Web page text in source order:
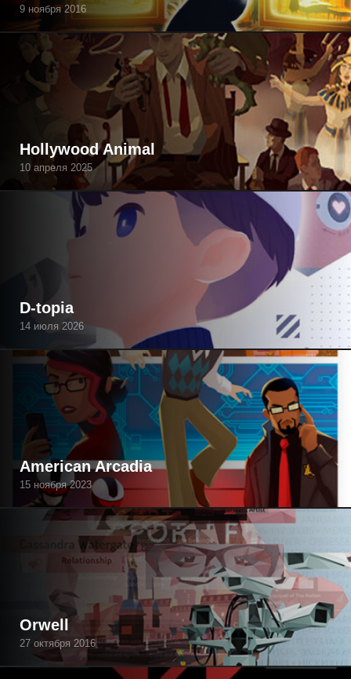
9 ноября 2016
Hollywood Animal
10 апреля 2025
D-topia
14 июля 2026
American Arcadia
15 ноября 2023
Orwell
27 октября 2016